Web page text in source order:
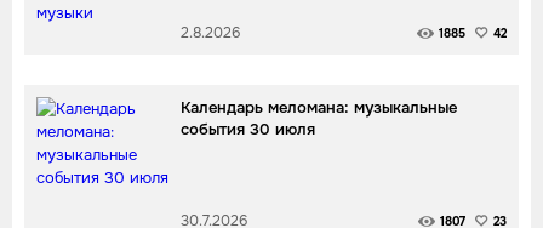
2.8.2026 1885 42
Календарь меломана: музыкальные
события 30 июля
30.7.2026 1807 23